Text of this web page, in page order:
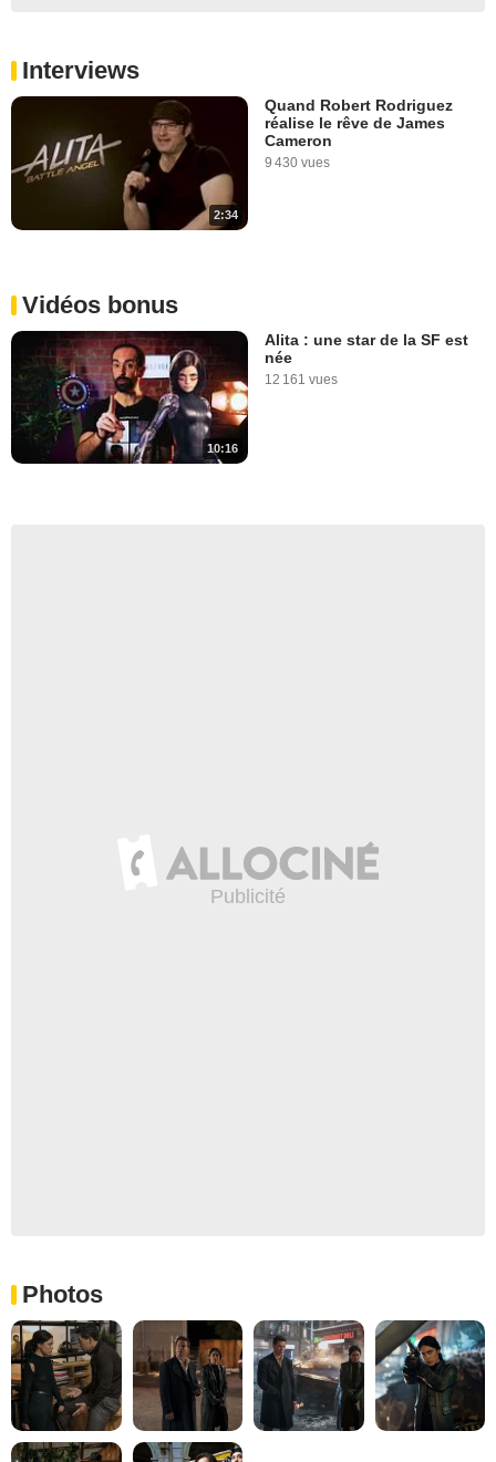
Interviews
2:34
Quand Robert Rodriguez
réalise le rêve de James
Cameron
9 430 vues
Vidéos bonus
10:16
Alita : une star de la SF est
née
12 161 vues
Photos